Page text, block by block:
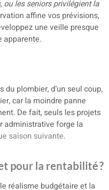
ou les seniors privilégient la
affine vos prévisions,
une veille presque
apparente.
plombier, d’un seul coup,
car la moindre panne
De fait, seuls les projets
administrative forge la
saison suivante.
pour la rentabilité ?
réalisme budgétaire et la